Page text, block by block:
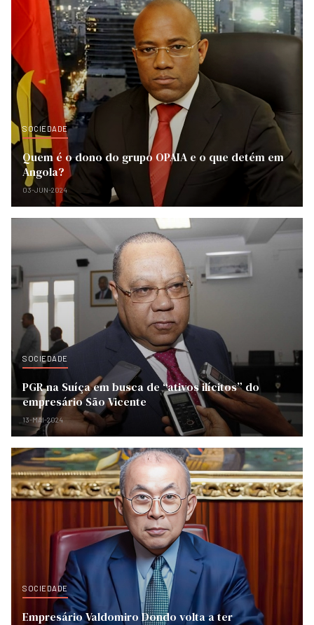
SOCIEDADE
Quem é o dono do grupo OPAIA e o que detém em
Angola?
03-JUN-2024
SOCIEDADE
PGR na Suíça em busca de “ativos ilícitos” do
empresário São Vicente
13-MAI-2024
SOCIEDADE
Empresário Valdomiro Dondo volta a ter